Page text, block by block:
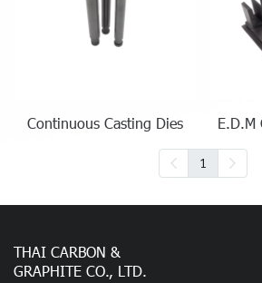
Continuous Casting Dies E.D.M
1
THAI CARBON &
GRAPHITE CO., LTD.